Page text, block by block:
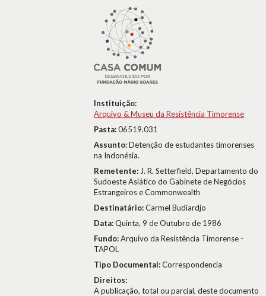
Instituição:
Arquivo & Museu da Resistência Timorense
Pasta:06519.031
Assunto:Detenção de estudantes timorenses
na Indonésia.
Remetente: J. R. Setterfield, Departamento do
Sudoeste Asiático do Gabinete de Negócios
Estrangeiros e Commonwealth
Destinatário:Carmel Budiardjo
Data:Quinta, 9 de Outubro de 1986
Fundo:Arquivo da Resistência Timorense -
TAPOL
Tipo Documental:Correspondencia
Direitos:
A publicação, total ou parcial, deste documento